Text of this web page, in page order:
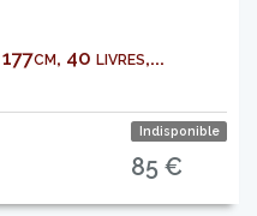
40 livres,...
Indisponible
85 €